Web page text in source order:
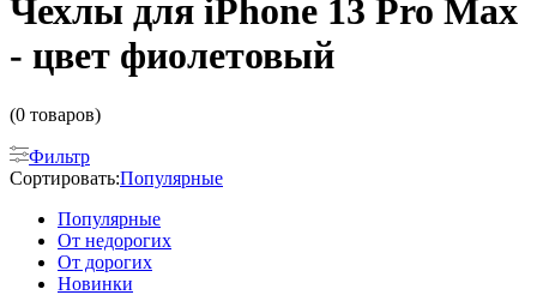
Чехлы для iPhone 13 Pro Max
- цвет фиолетовый
(0 товаров)
Фильтр
Сортировать:Популярные
Популярные
От недорогих
От дорогих
Новинки